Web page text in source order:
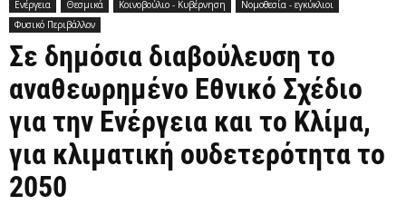
Ενέργεια Θεσμικά Κοινοβούλιο - Κυβέρνηση
Νομοθεσία - εγκύκλιοι
Φυσικό Περιβάλλον
Σε δημόσια διαβούλευση το
αναθεωρημένο Εθνικό Σχέδιο
για την Ενέργεια και το Κλίμα,
για κλιματική ουδετερότητα το
2050